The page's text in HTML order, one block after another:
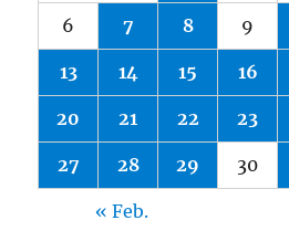
6 7 8 9
13 14 15 16
20 21 22 23
27 28 29 30
« Feb.